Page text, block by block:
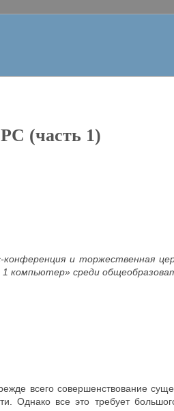
(часть 1)
и торжественная
1 компьютер» среди
всего совершенствование
Однако все это требует